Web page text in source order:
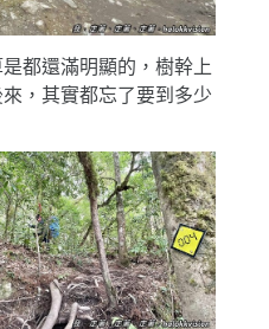
都還滿明顯的，樹幹上
，其實都忘了要到多少